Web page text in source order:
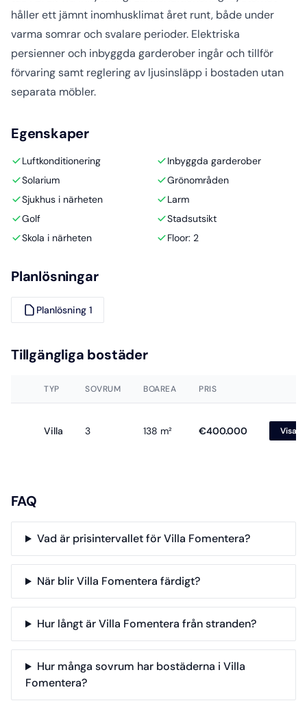
håller ett jämnt inomhusklimat året runt, både under
varma somrar och svalare perioder. Elektriska
persienner och inbyggda garderober ingår och tillför
förvaring samt reglering av ljusinsläpp i bostaden utan
separata möbler.
Egenskaper
Luftkonditionering
Inbyggda garderober
Solarium
Grönområden
Sjukhus i närheten
Larm
Golf
Stadsutsikt
Skola i närheten
Floor: 2
Planlösningar
Planlösning 1
Tillgängliga bostäder
TYP SOVRUM BOAREA PRIS
Villa 3 138 m² €400.000 Visa
FAQ
Vad är prisintervallet för Villa Fomentera?
När blir Villa Fomentera färdigt?
Hur långt är Villa Fomentera från stranden?
Hur många sovrum har bostäderna i Villa
Fomentera?